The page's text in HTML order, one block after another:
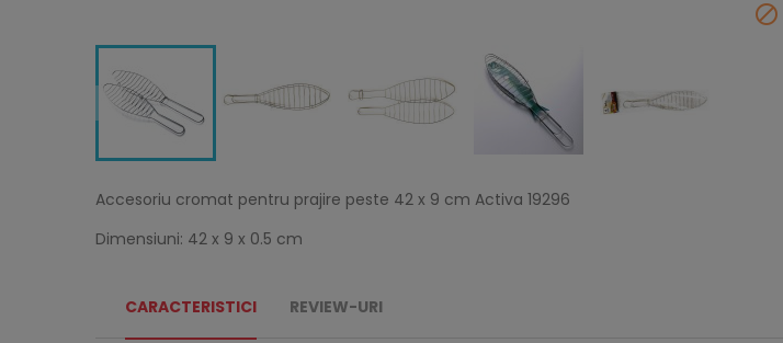

Accesoriu cromat pentru prajire peste 42 x 9 cm Activa 19296
Dimensiuni: 42 x 9 x 0.5 cm
CARACTERISTICI REVIEW-URI